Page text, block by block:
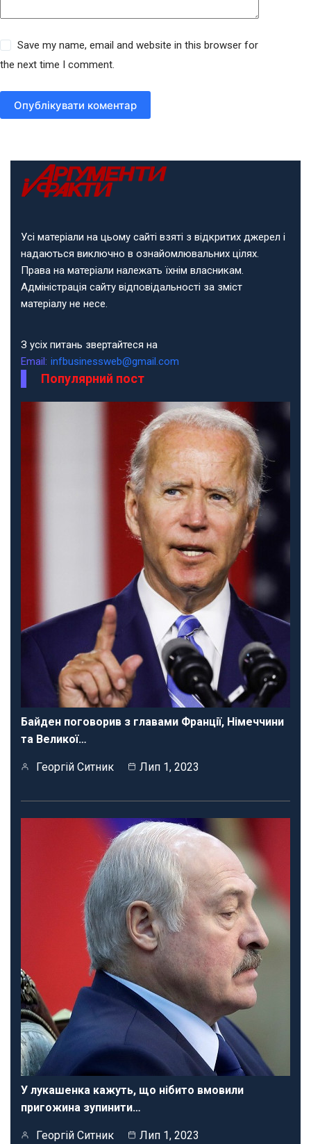
Save my name, email and website in this browser for
the next time I comment.
Опублікувати коментар
Усі матеріали на цьому сайті взяті з відкритих джерел і
надаються виключно в ознайомлювальних цілях.
Права на матеріали належать їхнім власникам.
Адміністрація сайту відповідальності за зміст
матеріалу не несе.
З усіх питань звертайтеся на
Email: infbusinessweb@gmail.com
Популярний пост
Байден поговорив з главами Франції, Німеччини
та Великої…
Георгій Ситник Лип 1, 2023
У лукашенка кажуть, що нібито вмовили
пригожина зупинити…
Георгій Ситник Лип 1, 2023